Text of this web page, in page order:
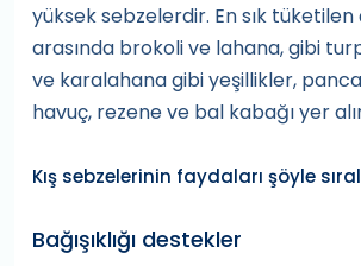
yüksek sebzelerdir. En sık
arasında brokoli ve lahana, gibi
ve karalahana gibi yeşillikler,
havuç, rezene ve bal kabağı yer
Kış sebzelerinin faydaları şöyle
Bağışıklığı destekler